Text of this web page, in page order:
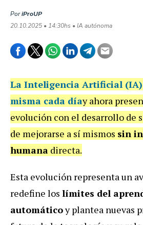
PoriProUP
20.10.2025 • 14:30hs • IA autónoma
La Inteligencia Artificial (IA)
misma cada díay ahora
evolución con el desarrollo de
de mejorarse a sí mismos sin
humana directa.
Esta evolución representa un
redefine los límites del
automáticoy plantea nuevas